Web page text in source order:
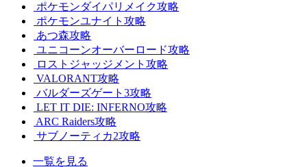
ポケモンダイパリメイク攻略
ポケモンユナイト攻略
あつ森攻略
ユニコーンオーバーロード攻略
ロストジャッジメント攻略
VALORANT攻略
バルダーズゲート3攻略
LET IT DIE: INFERNO攻略
ARC Raiders攻略
サブノーティカ2攻略
一覧を見る